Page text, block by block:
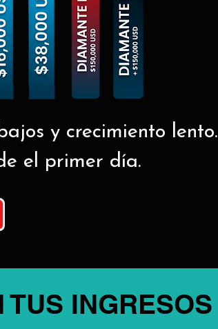
y crecimiento lento.
el primer día.
INGRESOS